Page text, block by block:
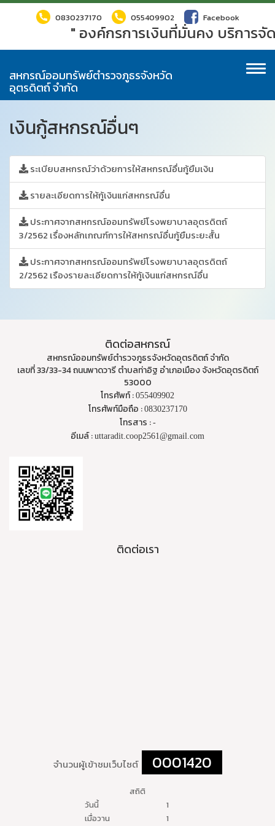
0830237170 055409902 Facebook
" องค์กรการเงินที่มั่นคง บริการจั
สหกรณ์ออมทรัพย์ตำรวจภูธรจังหวัด
อุตรดิตถ์ จำกัด
เงินกู้สหกรณ์อื่นๆ
ระเบียบสหกรณ์ว่าด้วยการให้สหกรณ์อื่นกู้ยืมเงิน
รายละเอียดการให้กู้เงินแก่สหกรณ์อื่น
ประกาศจากสหกรณ์ออมทรัพย์โรงพยาบาลอุตรดิตถ์
3/2562 เรื่องหลักเกณฑ์การให้สหกรณ์อื่นกู้ยืมระยะสั้น
ประกาศจากสหกรณ์ออมทรัพย์โรงพยาบาลอุตรดิตถ์
2/2562 เรืองรายละเอียดการให้กู้เงินแก่สหกรณ์อื่น
ติดต่อสหกรณ์
สหกรณ์ออมทรัพย์ตำรวจภูธรจังหวัดอุตรดิตถ์ จำกัด
เลขที่ 33/33-34 ถนนพาดวารี ตำบลท่าอิฐ อำเภอเมือง จังหวัดอุตรดิตถ์
53000
โทรศัพท์ : 055409902
โทรศัพท์มือถือ : 0830237170
โทรสาร : -
อีเมล์ : uttaradit.coop2561@gmail.com
ติดต่อเรา
จำนวนผู้เข้าชมเว็บไซต์ 0001420
สถิติ
วันนี้
1
เมื่อวาน
1